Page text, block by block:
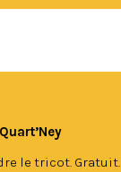
le tricot. Gratuit.